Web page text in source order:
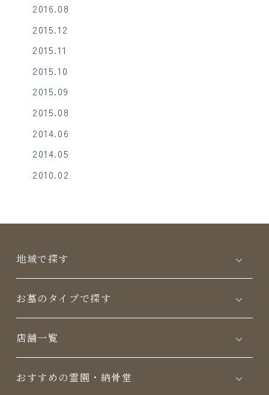
2016.08
2015.12
2015.11
2015.10
2015.09
2015.08
2014.06
2014.05
2010.02
地域で探す
お墓のタイプで探す
店舗一覧
おすすめの霊園・納骨堂